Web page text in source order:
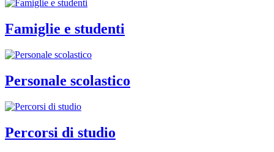
Famiglie e studenti
Personale scolastico
Percorsi di studio